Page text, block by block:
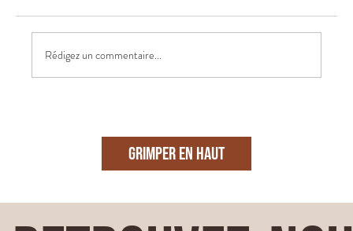
Rédigez un commentaire...
GRIMPER EN HAUT